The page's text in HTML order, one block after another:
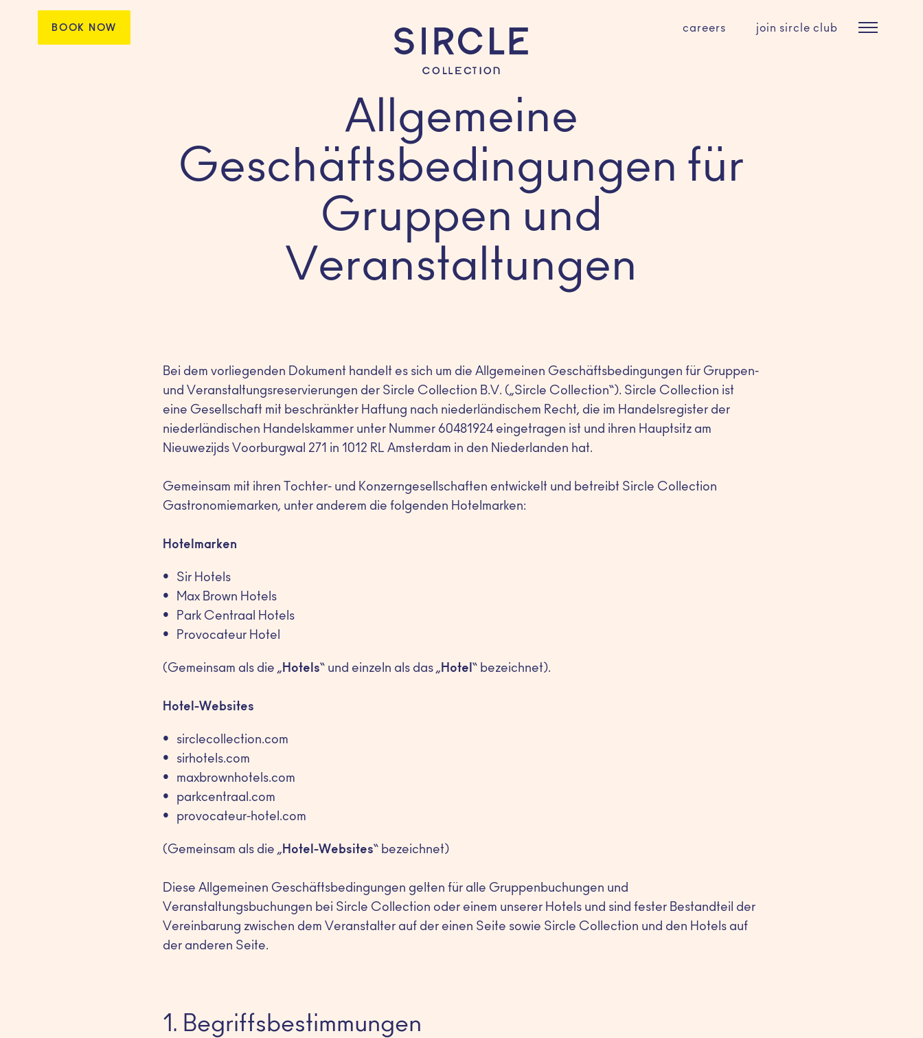
BOOK NOW careers join sircle club
Allgemeine
Geschäftsbedingungen für
Gruppen und
Veranstaltungen
Bei dem vorliegenden Dokument handelt es sich um die Allgemeinen Geschäftsbedingungen für Gruppen-
und Veranstaltungsreservierungen der Sircle Collection B.V. („Sircle Collection“). Sircle Collection ist
eine Gesellschaft mit beschränkter Haftung nach niederländischem Recht, die im Handelsregister der
niederländischen Handelskammer unter Nummer 60481924 eingetragen ist und ihren Hauptsitz am
Nieuwezijds Voorburgwal 271 in 1012 RL Amsterdam in den Niederlanden hat.
Gemeinsam mit ihren Tochter- und Konzerngesellschaften entwickelt und betreibt Sircle Collection
Gastronomiemarken, unter anderem die folgenden Hotelmarken:
Hotelmarken
Sir Hotels
Max Brown Hotels
Park Centraal Hotels
Provocateur Hotel
(Gemeinsam als die „Hotels“ und einzeln als das „Hotel“ bezeichnet).
Hotel-Websites
sirclecollection.com
sirhotels.com
maxbrownhotels.com
parkcentraal.com
provocateur-hotel.com
(Gemeinsam als die „Hotel-Websites“ bezeichnet)
Diese Allgemeinen Geschäftsbedingungen gelten für alle Gruppenbuchungen und
Veranstaltungsbuchungen bei Sircle Collection oder einem unserer Hotels und sind fester Bestandteil der
Vereinbarung zwischen dem Veranstalter auf der einen Seite sowie Sircle Collection und den Hotels auf
der anderen Seite.
1. Begriffsbestimmungen